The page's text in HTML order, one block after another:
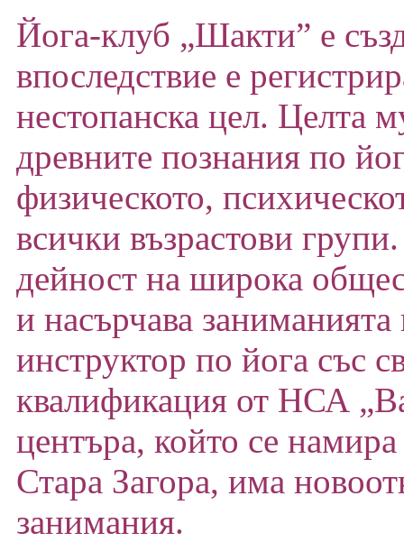
Йога-клуб „Шакти” е
впоследствие е
нестопанска цел. Целта
древните познания по
физическото,
всички възрастови
дейност на широка
и насърчава
инструктор по йога със
квалификация от НСА
центъра, който се
Стара Загора, има
занимания.